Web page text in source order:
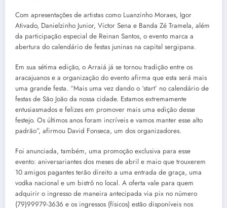
Com apresentações de artistas como Luanzinho Moraes, Igor
Ativado, Danielzinho Junior, Victor Sena e Banda Zé Tramela, além
da participação especial de Reinan Santos, o evento marca a
abertura do calendário de festas juninas na capital sergipana.
Em sua sétima edição, o Arraiá já se tornou tradição entre os
aracajuanos e a organização do evento afirma que esta será mais
uma grande festa. “Mais uma vez dando o ‘start’ no calendário de
festas de São João da nossa cidade. Estamos extremamente
entusiasmados e felizes em promover mais uma edição desse
festejo. Os últimos anos foram incríveis e vamos manter esse alto
padrão”, afirmou David Fonseca, um dos organizadores.
Foi anunciada, também, uma promoção exclusiva para esse
evento: aniversariantes dos meses de abril e maio que trouxerem
10 amigos pagantes terão direito a uma entrada de graça, uma
vodka nacional e um bistrô no local. A oferta vale para quem
adquirir o ingresso de maneira antecipada via pix no número
(79)99979-3636 e os ingressos (físicos) estão disponíveis nos